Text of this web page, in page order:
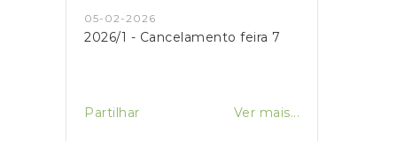
05-02-2026
2026/1 - Cancelamento feira 7
Partilhar Ver mais...